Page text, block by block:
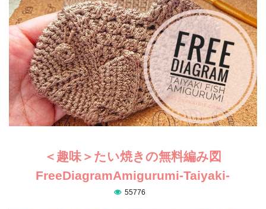
＜趣味＞たい焼きの無料編み図
FreeDiagramAmigurumi-Taiyaki-
55776